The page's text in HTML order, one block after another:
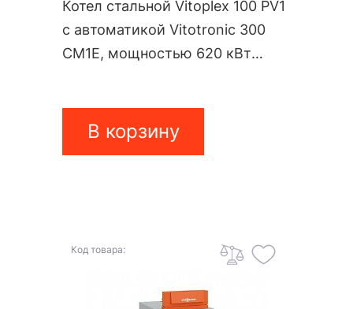
Котел стальной Vitoplex 100 PV1
с автоматикой Vitotronic 300
CM1E, мощностью 620 кВт
В корзину
Код товара: